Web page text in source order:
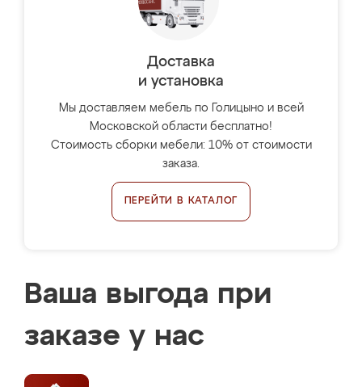
Доставка
и установка
Мы доставляем мебель по Голицыно и всей
Московской области бесплатно!
Стоимость сборки мебели: 10% от стоимости
заказа.
ПЕРЕЙТИ В КАТАЛОГ
Ваша выгода при
заказе у нас